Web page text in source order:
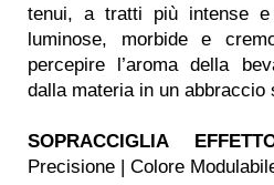
tenui, a tratti più intense e
luminose, morbide e
percepire l’aroma della
dalla materia in un abbraccio
SOPRACCIGLIA
Precisione | Colore